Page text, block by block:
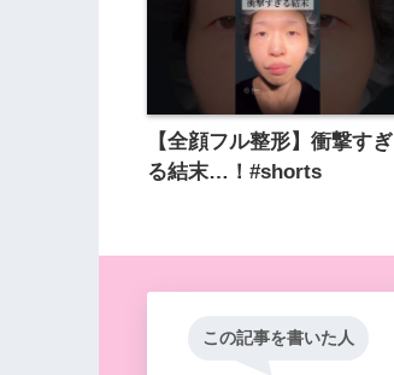
【全顔フル整形】衝撃すぎ
る結末…！#shorts
この記事を書いた人